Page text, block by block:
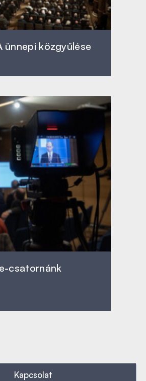
ünnepi közgyűlése
csatornánk
Kapcsolat